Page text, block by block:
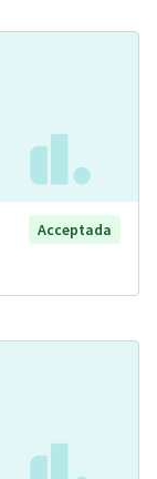
Acceptada